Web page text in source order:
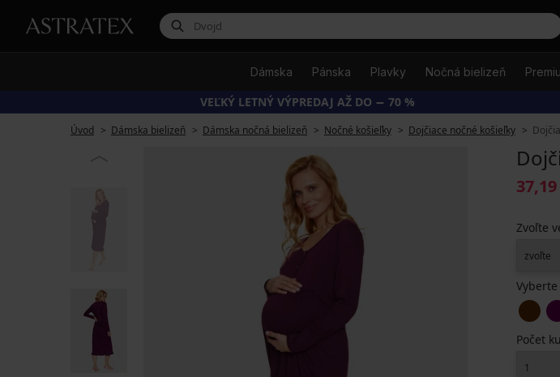
Dámska Pánska Plavky Nočná bielizeň
VEĽKÝ LETNÝ VÝPREDAJ AŽ DO − 70 %
Úvod Dámska bielizeň Dámska nočná bielizeň Nočné košieľky Dojčiace nočné košieľky
Zvoľte
Počet